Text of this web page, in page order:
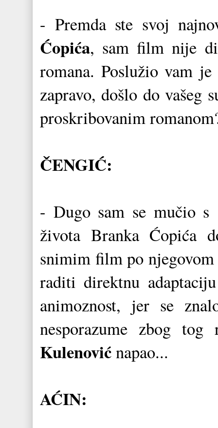
- Premda ste svoj
Ćopića, sam film nije
romana. Poslužio vam
zapravo, došlo do vašeg
proskribovanim
ČENGIĆ:
- Dugo sam se mučio
života Branka Ćopića
snimim film po
raditi direktnu
animoznost, jer se
nesporazume zbog
Kulenovićnapao...
AĆIN: